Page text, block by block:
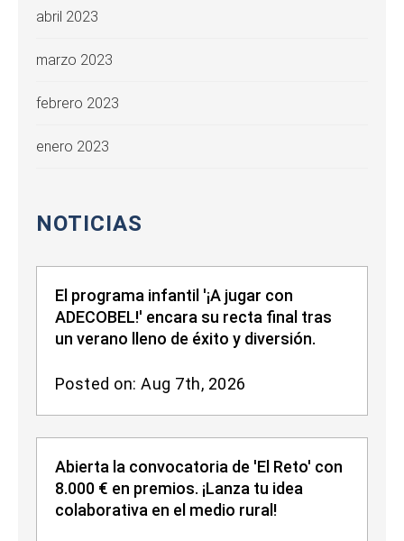
abril 2023
marzo 2023
febrero 2023
enero 2023
NOTICIAS
El programa infantil '¡A jugar con
ADECOBEL!' encara su recta final tras
un verano lleno de éxito y diversión.
Posted on: Aug 7th, 2026
Abierta la convocatoria de 'El Reto' con
8.000 € en premios. ¡Lanza tu idea
colaborativa en el medio rural!